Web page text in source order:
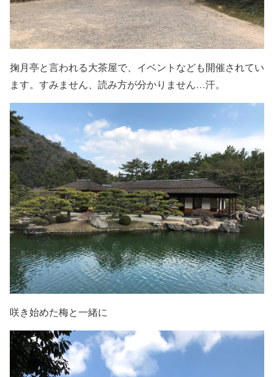
掬月亭と言われる大茶屋で、イベントなども開催されてい
ます。すみません、読み方が分かりません…汗。
咲き始めた梅と一緒に